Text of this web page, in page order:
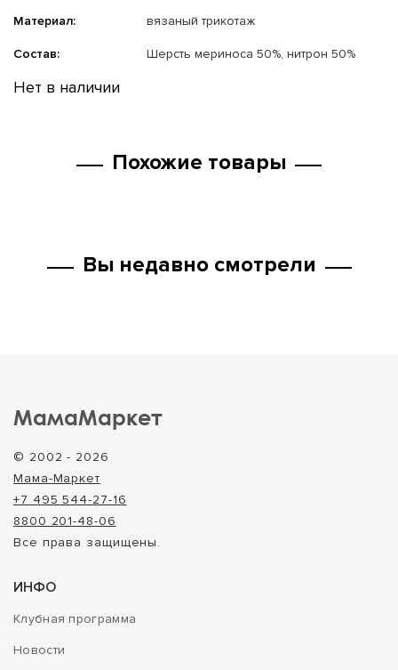
Материал: вязаный трикотаж
Состав: Шерсть мериноса 50%, нитрон 50%
Нет в наличии
Похожие товары
Вы недавно смотрели
МамаМаркет
© 2002 - 2026
Мама-Маркет
+7 495 544-27-16
8800 201-48-06
Все права защищены.
ИНФО
Клубная программа
Новости